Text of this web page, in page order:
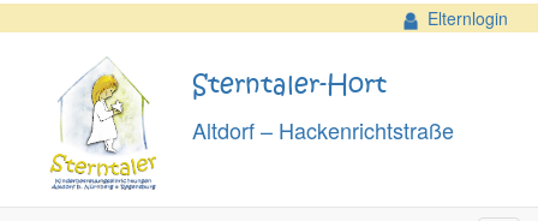
Elternlogin
Sterntaler-Hort
Altdorf – Hackenrichtstraße